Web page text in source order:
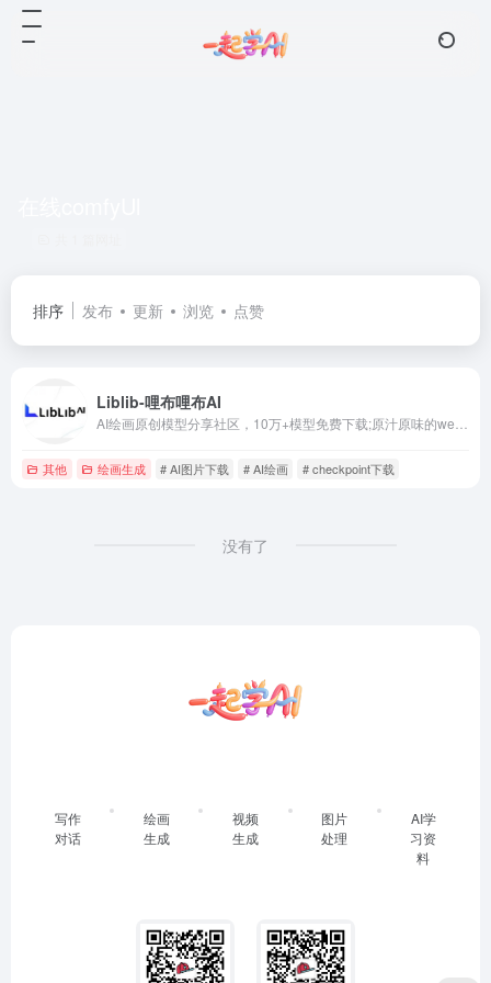
排序 发布 更新 浏览 点赞
Liblib-哩布哩布AI
其他 绘画生成 # AI图片下载 # AI绘画 # checkpoint下载
没有了
写作
对话
绘画
生成
视频
生成
图片
处理
AI学
习资
料